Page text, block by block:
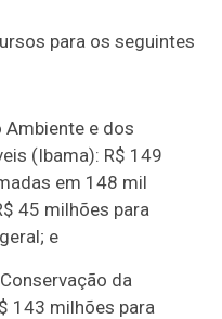
para os seguintes
e dos
(Ibama): R$ 149
em 148 mil
45 milhões para
e
da
143 milhões para